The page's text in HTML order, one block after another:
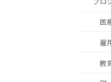
医
雇
教